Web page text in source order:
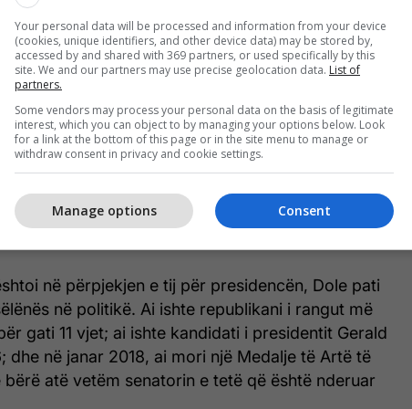
4 dhe tha se po fillonte trajtimin.
i shumicës së Senatit dhe kandidati republikan
1996, me origjinë nga Russell, Kansas, mbrojti
i programit federal të pullave ushqimore deri
aftësitë e kufizuara.
më të vjetër presidencialë për herë të
vjeçare, por edhe pasi u tërhoq nga politika pasi
Bill Clinton, Dole nuk u largua nga
në përpjekjen e tij për presidencën, Dole pati
në politikë. Ai ishte republikani i rangut më
gati 11 vjet; ai ishte kandidati i presidentit Gerald
dhe në janar 2018, ai mori një Medalje të Artë të
bërë atë vetëm senatorin e tetë që është nderuar
Your personal data will be processed and information from your device
(cookies, unique identifiers, and other device data) may be stored by,
accessed by and shared with 369 partners, or used specifically by this
site. We and our partners may use precise geolocation data. List of
partners.
Some vendors may process your personal data on the basis of legitimate
interest, which you can object to by managing your options below. Look
for a link at the bottom of this page or in the site menu to manage or
withdraw consent in privacy and cookie settings.
Consent
Manage options